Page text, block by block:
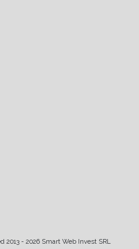
- 2026 Smart Web Invest SRL